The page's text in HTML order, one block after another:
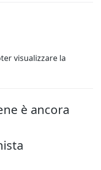
visualizzare la
è ancora